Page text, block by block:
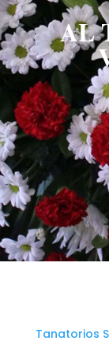
AL
Tanatorios